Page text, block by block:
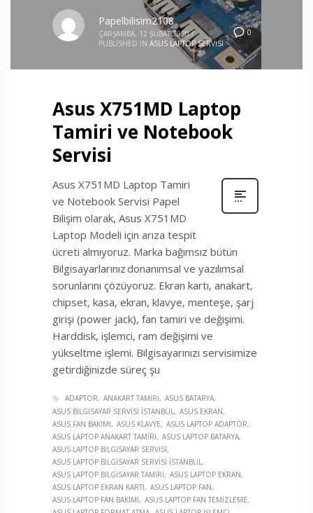
0
Papelbilisim2108
ÇARŞAMBA, 12 ŞUBAT 2020 /
PUBLISHED IN ASUS LAPTOP SERVISI
Asus X751MD Laptop
Tamiri ve Notebook
Servisi
Asus X751MD Laptop Tamiri
ve Notebook Servisi Papel
Bilişim olarak, Asus X751MD
Laptop Modeli için arıza tespit
ücreti almıyoruz. Marka bağımsız bütün
Bilgisayarlarınız donanımsal ve yazılımsal
sorunlarını çözüyoruz. Ekran kartı, anakart,
chipset, kasa, ekran, klavye, menteşe, şarj
girişi (power jack), fan tamiri ve değişimi.
Harddisk, işlemci, ram değişimi ve
yükseltme işlemi. Bilgisayarınızı servisimize
getirdiğinizde süreç şu
ADAPTÖR ANAKART TAMIRI
ASUS BATARYA
ASUS BILGISAYAR SERVISI İSTANBUL ASUS EKRAN
ASUS FAN BAKIMI
ASUS KLAVYE
ASUS LAPTOP ADAPTÖR
ASUS LAPTOP ANAKART TAMIRI
ASUS LAPTOP BATARYA
ASUS LAPTOP BILGISAYAR SERVISI
ASUS LAPTOP BILGISAYAR SERVISI İSTANBUL
ASUS LAPTOP BILGISAYAR TAMIRI
ASUS LAPTOP EKRAN
ASUS LAPTOP EKRAN KARTI
ASUS LAPTOP FAN
ASUS LAPTOP FAN BAKIMI
ASUS LAPTOP FAN TEMIZLEME